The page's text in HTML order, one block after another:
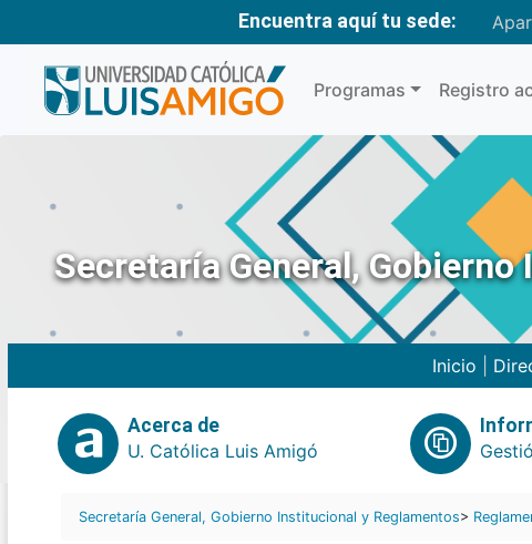
Encuentra aquí tu sede:
Programas Registro
Secretaría General,
Inicio
Acerca de
U. Católica Luis Amigó
Secretaría General, Gobierno Institucional y Reglamentos>